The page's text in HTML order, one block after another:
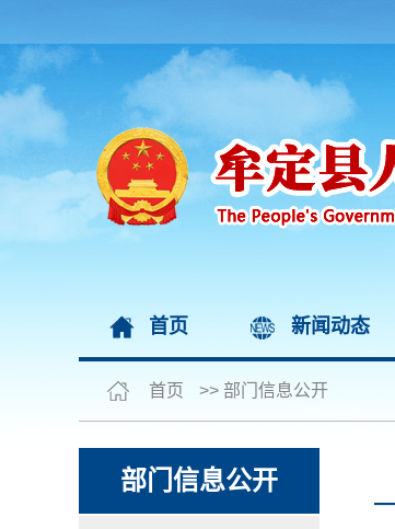
首页 新闻动态
首页 >> 部门信息公开
部门信息公开